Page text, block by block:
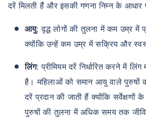
दरें मिलती हैं और इसकी गणना निम्न के आधार
आयु: वृद्ध लोगों की तुलना में कम उम्र में
क्योंकि उन्हें कम उम्र में सक्रिय और
लिंग: प्रीमियम दरें निर्धारित करने में लिंग
है। महिलाओं को समान आयु वाले पुरुषों
दरें प्रदान की जाती हैं क्योंकि सर्वेक्षणों
पुरुषों की तुलना में अधिक समय तक